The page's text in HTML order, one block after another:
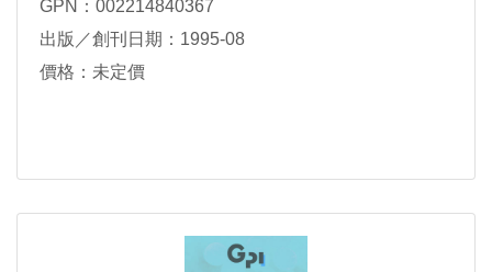
GPN：002214840367
出版／創刊日期：1995-08
價格：未定價